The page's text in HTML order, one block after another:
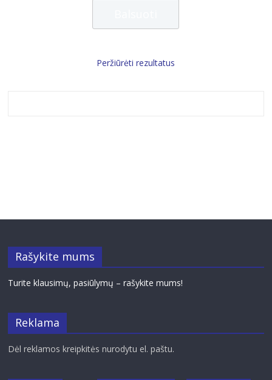
Peržiūrėti rezultatus
Rašykite mums
Turite klausimų, pasiūlymų – rašykite mums!
Reklama
Dėl reklamos kreipkitės nurodytu el. paštu.